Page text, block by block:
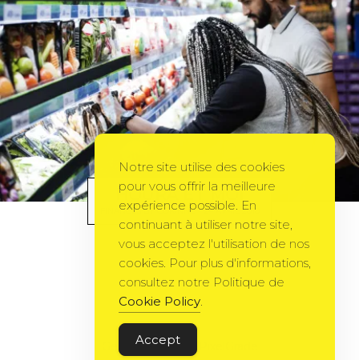
HOURA ET MOI
FINANCESBYCORINNE 24 AVRIL 2010
Gema Theme
Notre site utilise des cookies
pour vous offrir la meilleure
expérience possible. En
continuant à utiliser notre site,
vous acceptez l'utilisation de nos
cookies. Pour plus d'informations,
consultez notre Politique de
Cookie Policy.
Accept